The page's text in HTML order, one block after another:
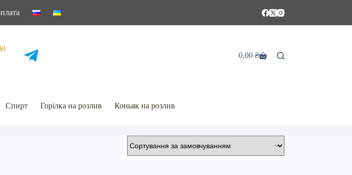
Кошик
0,00 ₴
Спирт Горілка на розлив Коньяк на розлив